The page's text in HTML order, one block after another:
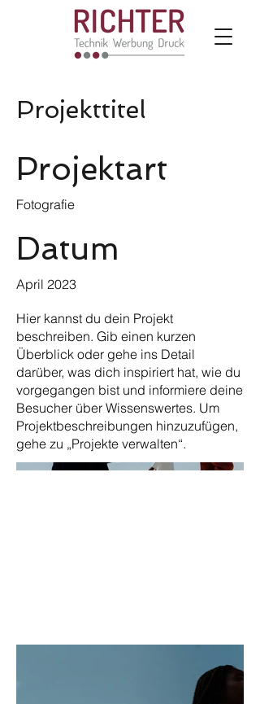
Projekttitel
Projektart
Fotografie
Datum
April 2023
Hier kannst du dein Projekt
beschreiben. Gib einen kurzen
Überblick oder gehe ins Detail
darüber, was dich inspiriert hat, wie du
vorgegangen bist und informiere deine
Besucher über Wissenswertes. Um
Projektbeschreibungen hinzuzufügen,
gehe zu „Projekte verwalten“.